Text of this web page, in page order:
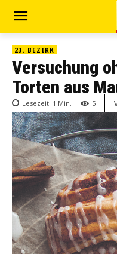
23. BEZIRK
Versuchung
Torten aus
Lesezeit: 1 Min. 5